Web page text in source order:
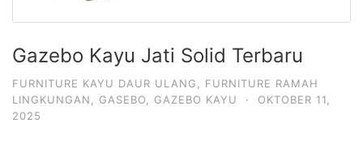
Gazebo Kayu Jati Solid Terbaru
FURNITURE KAYU DAUR ULANG, FURNITURE RAMAH
LINGKUNGAN, GASEBO, GAZEBO KAYU ·
OKTOBER 11,
2025